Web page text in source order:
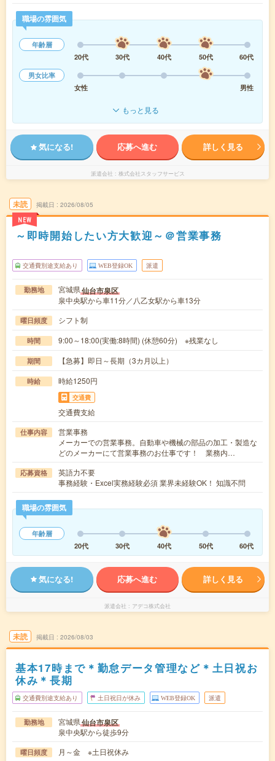
職場の雰囲気
年齢層
20代
30代 40代 50代
60代
男女比率
女性
男性
もっと見る
気になる! 応募へ進む 詳しく見る
派遣会社 株式会社スタッフサービス
未読
NEW
掲載日 2026/08/05
～即時開始したい方大歓迎～＠営業事務
交通費別途支給あり WEB登録OK 派遣
勤務地 宮城県仙台市泉区
泉中央駅から車11分／八乙女駅から車13分
曜日頻度 シフト制
時間 9:00～18:00(実働:8時間) (休憩60分) ※残業なし
期間 【急募】即日～長期（3カ月以上）
時給 時給1250円
交通費
交通費支給
仕事内容
営業事務
メーカーでの営業事務。自動車や機械の部品の加工・製造な
どのメーカーにて営業事務のお仕事です！ 業務内…
応募資格
英語力不要
事務経験・Excel実務経験必須 業界未経験OK！ 知識不問
職場の雰囲気
年齢層
20代
30代 40代 50代 60代
気になる! 応募へ進む 詳しく見る
派遣会社 アデコ株式会社
未読 掲載日 2026/08/03
基本17時まで＊勤怠データ管理など＊土日祝お
休み＊長期
交通費別途支給あり 土日祝日が休み WEB登録OK 派遣
勤務地 宮城県仙台市泉区
泉中央駅から徒歩9分
曜日頻度 月～金 ※土日祝休み